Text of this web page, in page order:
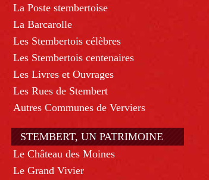
La Poste stembertoise
La Barcarolle
Les Stembertois célèbres
Les Stembertois centenaires
Les Livres et Ouvrages
Les Rues de Stembert
Autres Communes de Verviers
STEMBERT, UN PATRIMOINE
Le Château des Moines
Le Grand Vivier